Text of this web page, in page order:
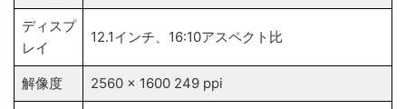
ディスプ
レイ
12.1インチ、16:10アスペクト比
解像度 2560 x 1600 249 ppi